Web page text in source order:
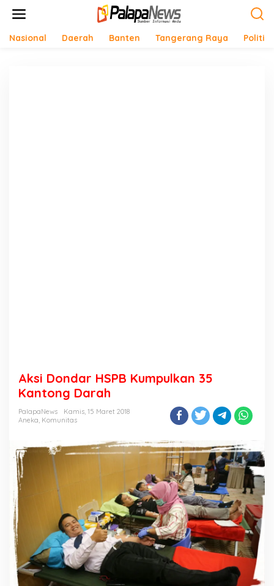
Nasional Daerah Banten Tangerang Raya Politik
Aksi Dondar HSPB Kumpulkan 35
Kantong Darah
PalapaNews
Kamis, 15 Maret 2018
Aneka, Komunitas